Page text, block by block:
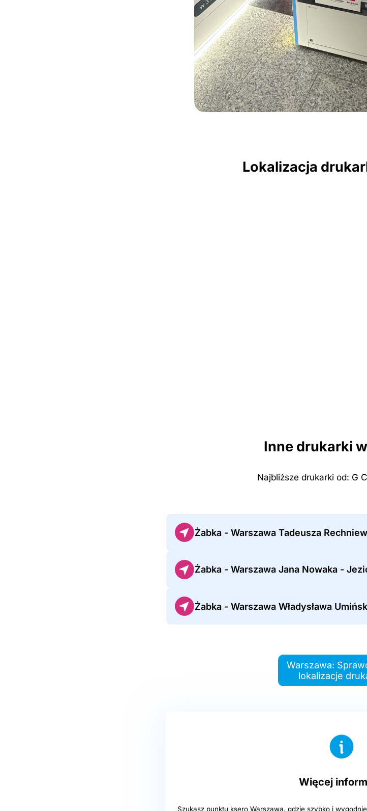
Lokalizacja
Inne drukarki
Najbliższe drukarki od: G
Żabka - Warszawa Tadeusza
Żabka - Warszawa Jana Nowaka -
Żabka - Warszawa Władysława
Warszawa:
lokalizacje
Więcej
Szukasz punktu ksero Warszawa, gdzie szybko i